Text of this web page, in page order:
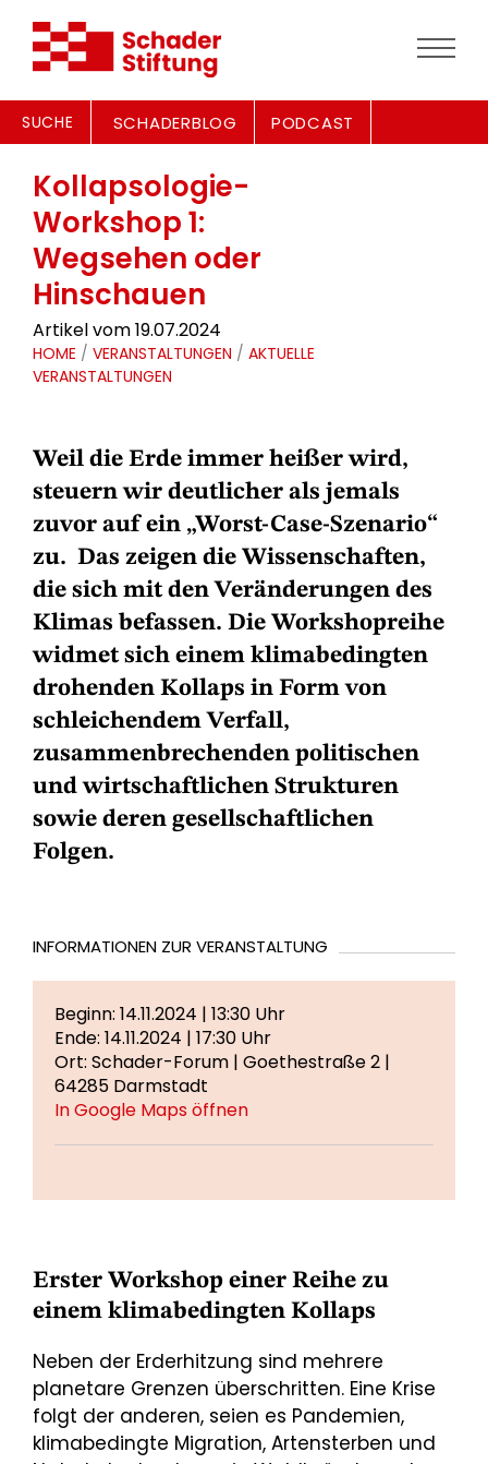
SUCHE SCHADERBLOG PODCAST
Kollapsologie-
Workshop 1:
Wegsehen oder
Hinschauen
Artikel vom 19.07.2024
HOME / VERANSTALTUNGEN / AKTUELLE
VERANSTALTUNGEN
Weil die Erde immer heißer wird,
steuern wir deutlicher als jemals
zuvor auf ein „Worst-Case-Szenario“
zu. Das zeigen die Wissenschaften,
die sich mit den Veränderungen des
Klimas befassen. Die Workshopreihe
widmet sich einem klimabedingten
drohenden Kollaps in Form von
schleichendem Verfall,
zusammenbrechenden politischen
und wirtschaftlichen Strukturen
sowie deren gesellschaftlichen
Folgen.
INFORMATIONEN ZUR VERANSTALTUNG
Beginn: 14.11.2024 | 13:30 Uhr
Ende: 14.11.2024 | 17:30 Uhr
Ort: Schader-Forum | Goethestraße 2 |
64285 Darmstadt
In Google Maps öffnen
Erster Workshop einer Reihe zu
einem klimabedingten Kollaps
Neben der Erderhitzung sind mehrere
planetare Grenzen überschritten. Eine Krise
folgt der anderen, seien es Pandemien,
klimabedingte Migration, Artensterben und